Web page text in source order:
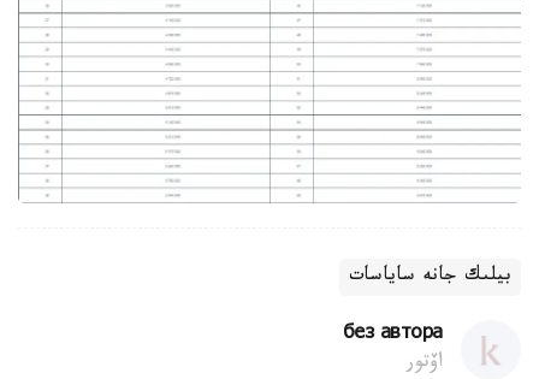
بيلىك جانە ساياسات
без автора
اۆتور